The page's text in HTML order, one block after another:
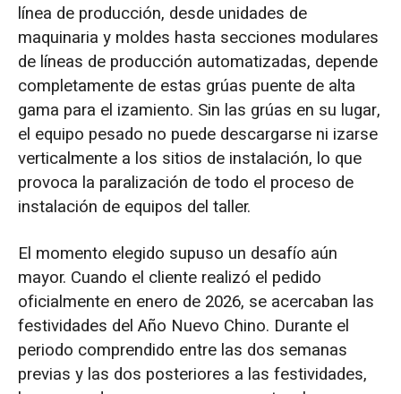
línea de producción, desde unidades de
maquinaria y moldes hasta secciones modulares
de líneas de producción automatizadas, depende
completamente de estas grúas puente de alta
gama para el izamiento. Sin las grúas en su lugar,
el equipo pesado no puede descargarse ni izarse
verticalmente a los sitios de instalación, lo que
provoca la paralización de todo el proceso de
instalación de equipos del taller.
El momento elegido supuso un desafío aún
mayor. Cuando el cliente realizó el pedido
oficialmente en enero de 2026, se acercaban las
festividades del Año Nuevo Chino. Durante el
periodo comprendido entre las dos semanas
previas y las dos posteriores a las festividades,